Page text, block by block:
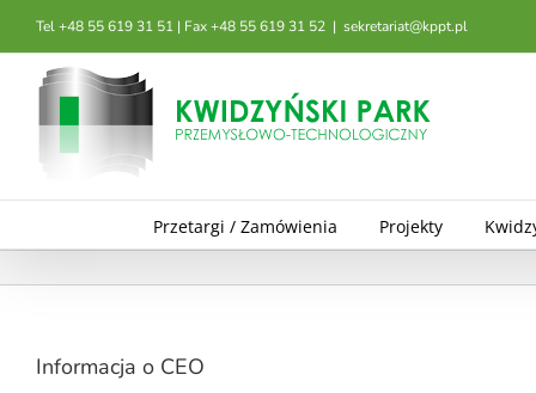
zawartości
Tel +48 55 619 31 51 | Fax +48 55 619 31 52 | sekretariat@kppt.pl
Przetargi / Zamówienia Projekty
Informacja o CEO